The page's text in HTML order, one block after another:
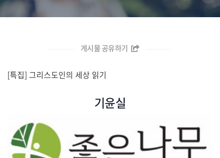
게시물 공유하기
[특집] 그리스도인의 세상 읽기
기윤실